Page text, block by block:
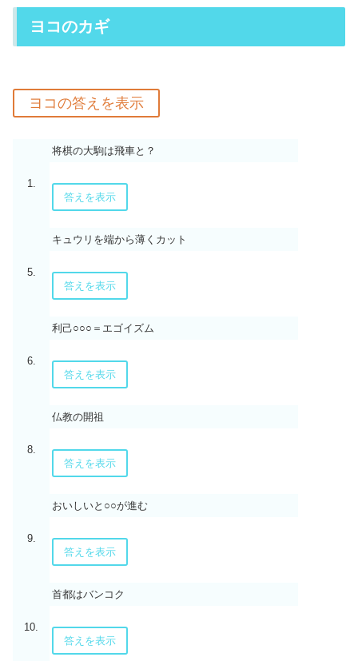
ヨコのカギ
1.
将棋の大駒は飛車と？
答えを表示
5.
キュウリを端から薄くカット
答えを表示
6.
利己○○○＝エゴイズム
答えを表示
8.
仏教の開祖
答えを表示
9.
おいしいと○○が進む
答えを表示
10.
首都はバンコク
答えを表示